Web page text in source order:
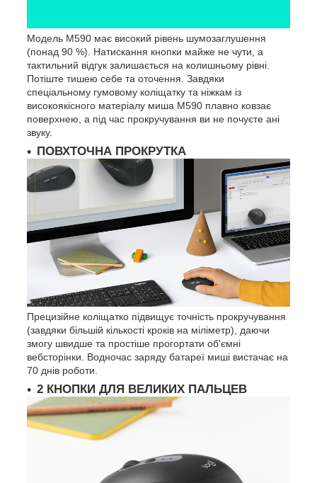
Модель M590 має високий рівень шумозаглушення
(понад 90 %). Натискання кнопки майже не чути, а
тактильний відгук залишається на колишньому рівні.
Потіште тишею себе та оточення. Завдяки
спеціальному гумовому коліщатку та ніжкам із
високоякісного матеріалу миша M590 плавно ковзає
поверхнею, а під час прокручування ви не почуєте ані
звуку.
ПОВХТОЧНА ПРОКРУТКА
Прецизійне коліщатко підвищує точність прокручування
(завдяки більшій кількості кроків на міліметр), даючи
змогу швидше та простіше прогортати об'ємні
вебсторінки. Водночас заряду батареї миші вистачає на
70 днів роботи.
2 КНОПКИ ДЛЯ ВЕЛИКИХ ПАЛЬЦЕВ